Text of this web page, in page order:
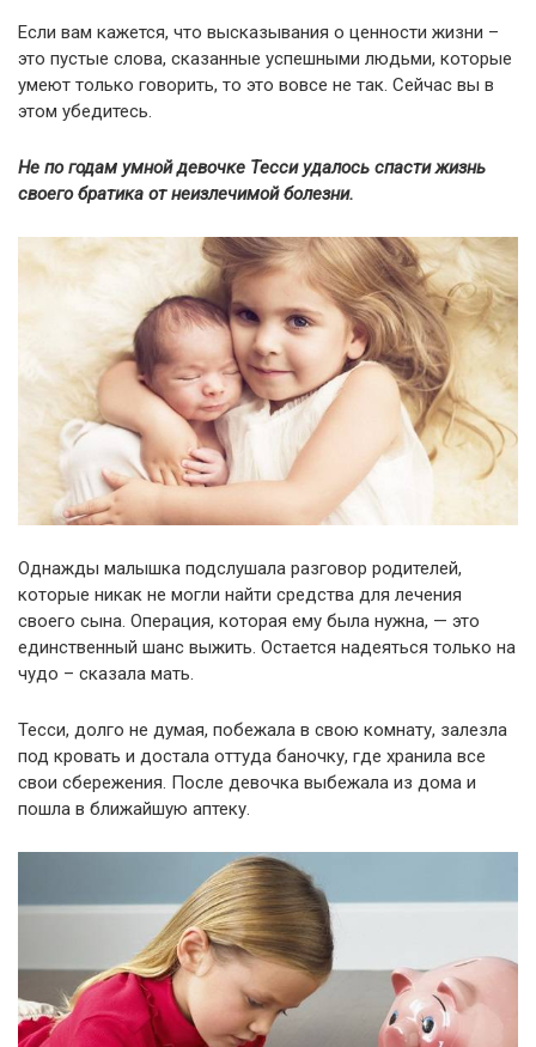
Если вам кажется, что высказывания о ценности жизни –
это пустые слова, сказанные успешными людьми, которые
умеют только говорить, то это вовсе не так. Сейчас вы в
этом убедитесь.
Не по годам умной девочке Тесси удалось спасти жизнь
своего братика от неизлечимой болезни.
Однажды малышка подслушала разговор родителей,
которые никак не могли найти средства для лечения
своего сына. Операция, которая ему была нужна, — это
единственный шанс выжить. Остается надеяться только на
чудо – сказала мать.
Тесси, долго не думая, побежала в свою комнату, залезла
под кровать и достала оттуда баночку, где хранила все
свои сбережения. После девочка выбежала из дома и
пошла в ближайшую аптеку.